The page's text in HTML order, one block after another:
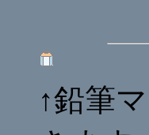
↑鉛筆